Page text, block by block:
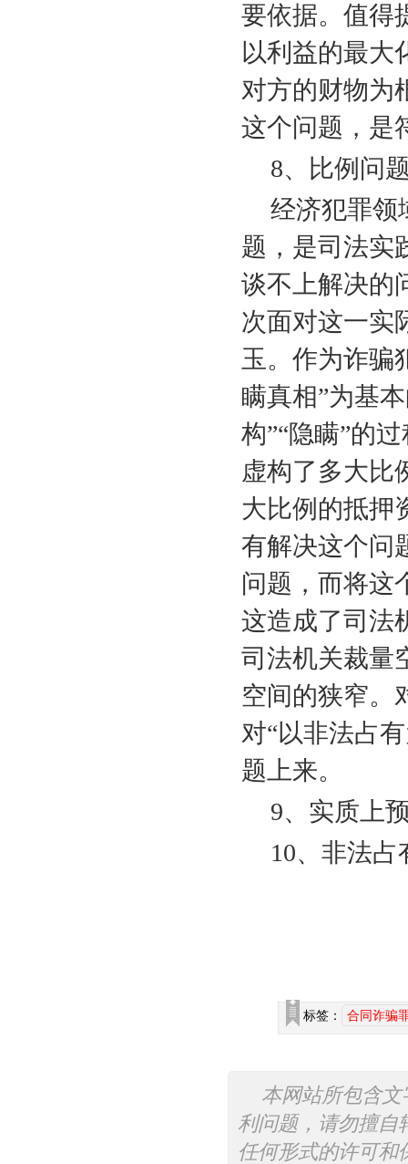
要依据。值得
以利益的最大
对方的财物为
这个问题，是
8、比例问
经济犯罪领
题，是司法实
谈不上解决的
次面对这一实
玉。作为诈骗
瞒真相”为基
构”“隐瞒”的
虚构了多大比
大比例的抵押
有解决这个问
问题，而将这
这造成了司法
司法机关裁量
空间的狭窄。
对“以非法占
题上来。
9、实质上
10、非法占
标签： 合同诈骗
本网站所包含
利问题，请勿擅自
任何形式的许可和